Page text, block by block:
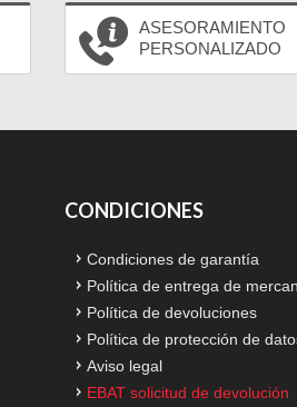
ASESORAMIENTO
PERSONALIZADO
CONDICIONES
Condiciones de garantía
Política de entrega de
Política de devoluciones
Política de protección de
Aviso legal
EBAT solicitud de devolución